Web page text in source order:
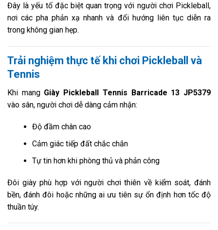
Đây là yếu tố đặc biệt quan trọng với người chơi Pickleball,
nơi các pha phản xạ nhanh và đổi hướng liên tục diễn ra
trong không gian hẹp.
Trải nghiệm thực tế khi chơi Pickleball và
Tennis
Khi mang Giày Pickleball Tennis Barricade 13 JP5379
vào sân, người chơi dễ dàng cảm nhận:
Độ đầm chân cao
Cảm giác tiếp đất chắc chắn
Tự tin hơn khi phòng thủ và phản công
Đôi giày phù hợp với người chơi thiên về kiểm soát, đánh
bền, đánh đôi hoặc những ai ưu tiên sự ổn định hơn tốc độ
thuần túy.